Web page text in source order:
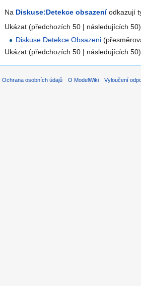
Na Diskuse:Detekce obsazeníodkazují
Ukázat (předchozích 50 | následujících
Diskuse:Detekce Obsazeni
Ukázat (předchozích 50 | následujících
Ochrana osobních údajů O ModelWiki Vyloučení